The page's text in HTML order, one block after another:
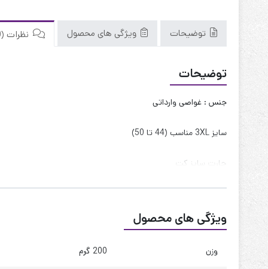
توضیحات ویژگی های محصول نظرات (0)
توضیحات
جنس : غواصی وارداتی
سایز 3XL مناسب (44 تا 50)
چارت سایز کت
حلقه آستین : 55 سانت
دور بازو : 42 سانت
ویژگی های محصول
وزن 200 گرم